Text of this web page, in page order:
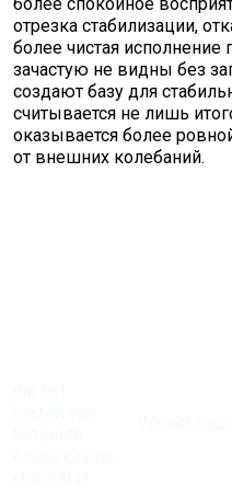
отрезка стабилизации,
более чистая
зачастую не видны без
создают базу для
считывается не лишь
оказывается более
от внешних колебаний.